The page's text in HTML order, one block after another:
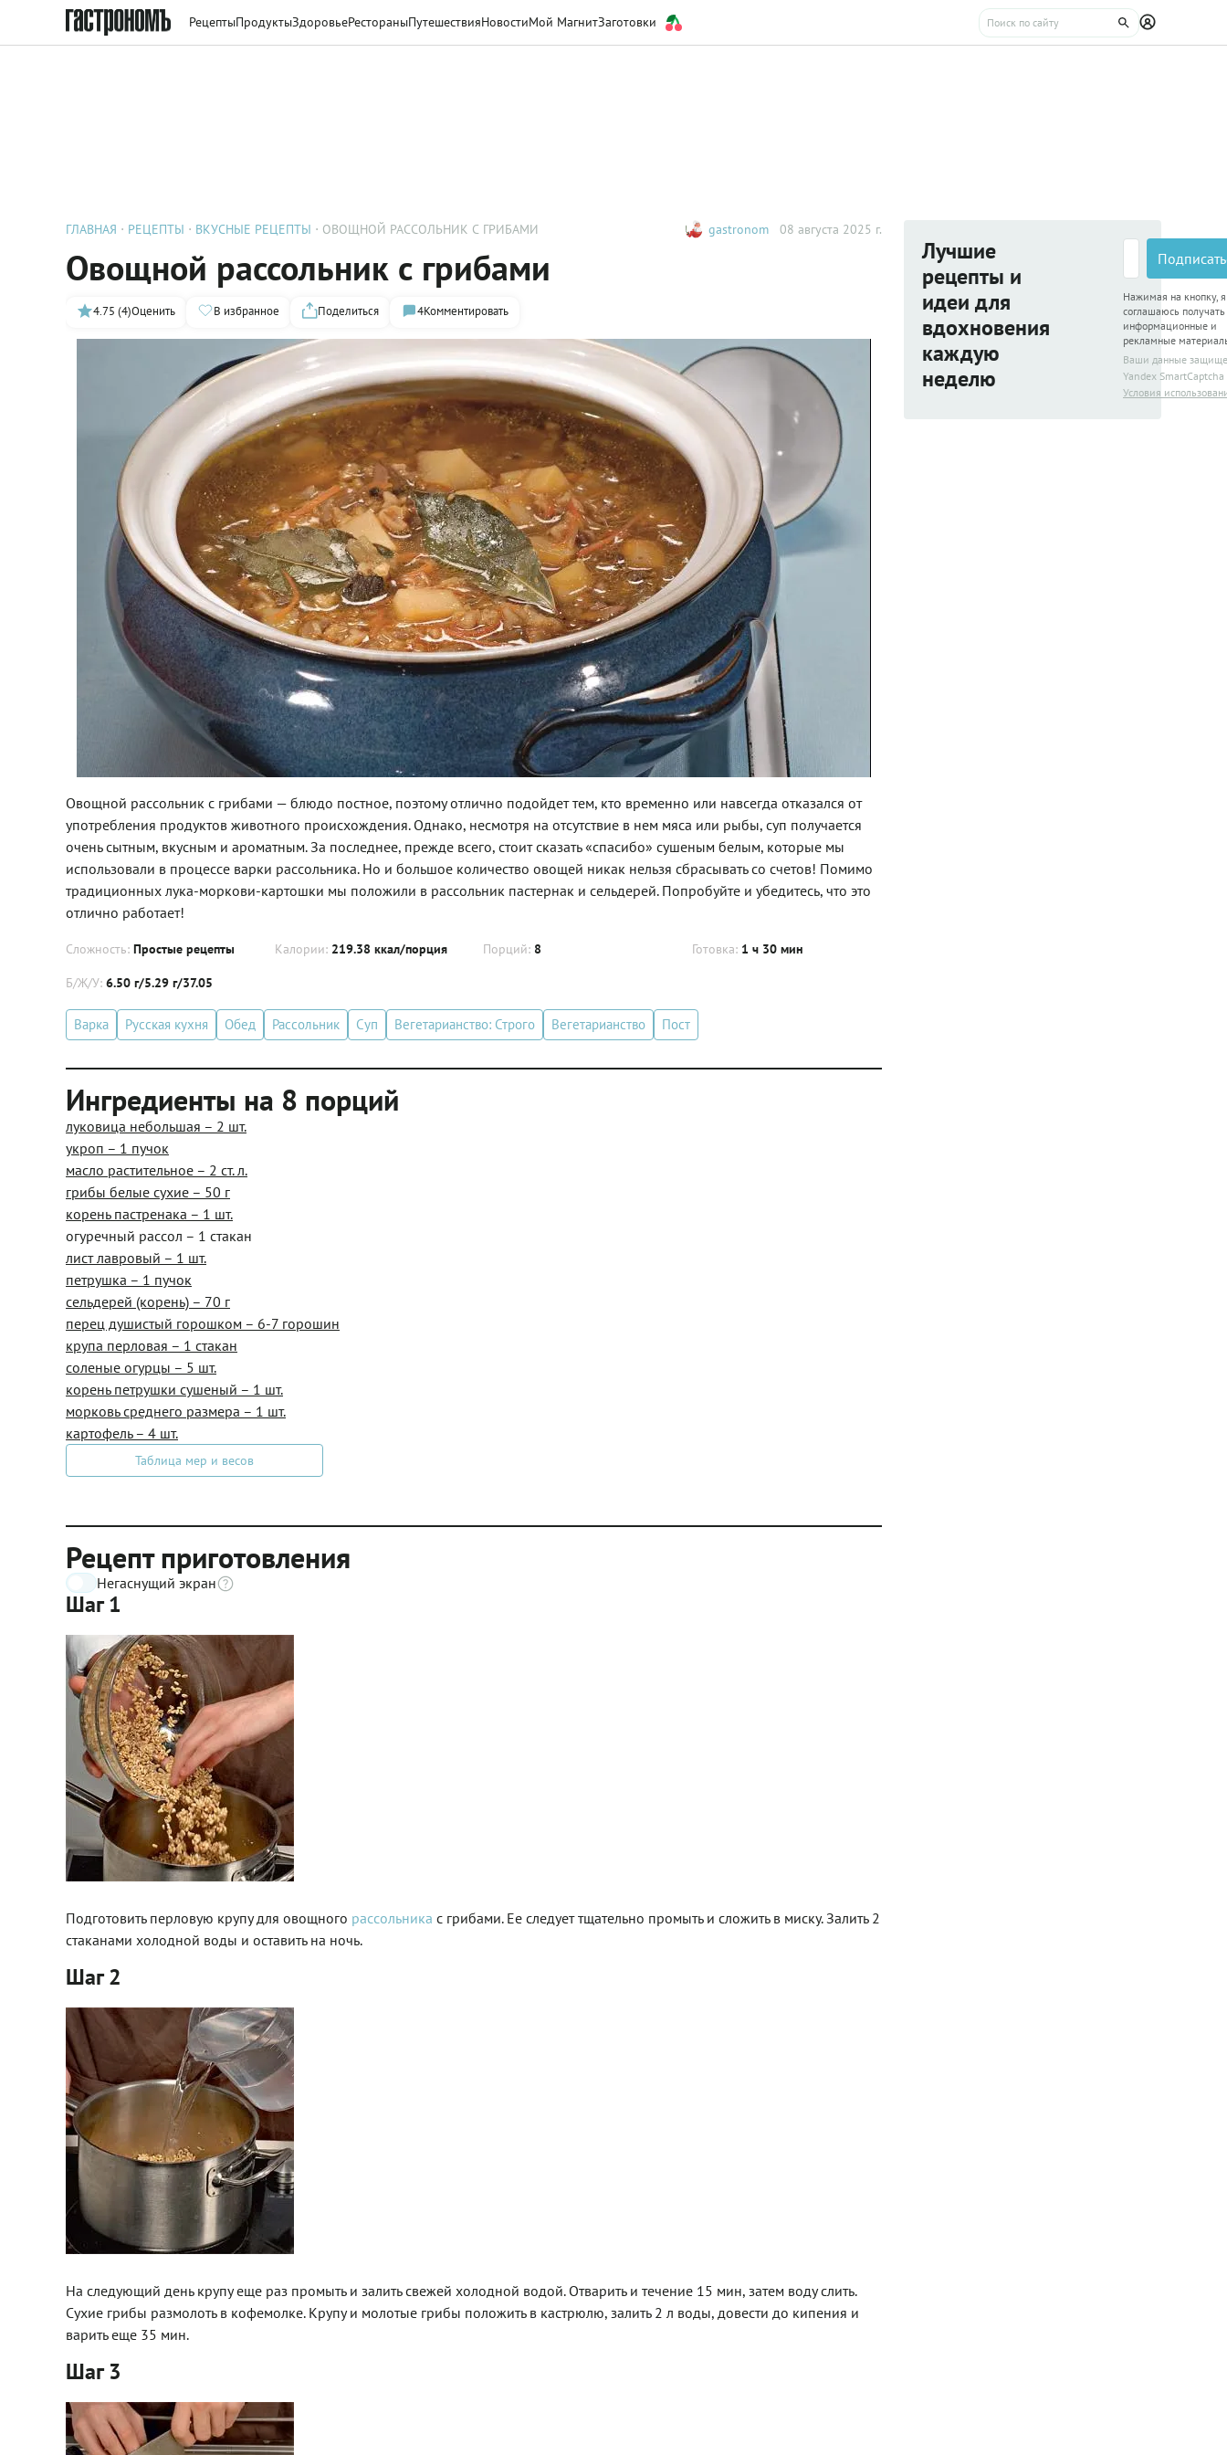
РецептыПродуктыЗдоровьеРестораныПутешествияНовостиМой МагнитЗаготовки
ГЛАВНАЯ РЕЦЕПТЫ ВКУСНЫЕ РЕЦЕПТЫ ОВОЩНОЙ РАССОЛЬНИК С ГРИБАМИ gastronom 08 августа 2025 г.
Овощной рассольник с грибами
4.75 (4)Оценить В избранное Поделиться 4Комментировать
Овощной рассольник с грибами — блюдо постное, поэтому отлично подойдет тем, кто временно или навсегда отказался от
употребления продуктов животного происхождения. Однако, несмотря на отсутствие в нем мяса или рыбы, суп получается
очень сытным, вкусным и ароматным. За последнее, прежде всего, стоит сказать «спасибо» сушеным белым, которые мы
использовали в процессе варки рассольника. Но и большое количество овощей никак нельзя сбрасывать со счетов! Помимо
традиционных лука-моркови-картошки мы положили в рассольник пастернак и сельдерей. Попробуйте и убедитесь, что это
отлично работает!
Сложность: Простые рецепты Калории: 219.38 ккал/порция Порций: 8 Готовка: 1 ч 30 мин
Б/Ж/У: 6.50 г/5.29 г/37.05
Варка Русская кухня Обед Рассольник Суп Вегетарианство: Строго Вегетарианство Пост
Ингредиенты на 8 порций
луковица небольшая – 2 шт.
укроп – 1 пучок
масло растительное – 2 ст. л.
грибы белые сухие – 50 г
корень пастренака – 1 шт.
огуречный рассол – 1 стакан
лист лавровый – 1 шт.
петрушка – 1 пучок
сельдерей (корень) – 70 г
перец душистый горошком – 6-7 горошин
крупа перловая – 1 стакан
соленые огурцы – 5 шт.
корень петрушки сушеный – 1 шт.
морковь среднего размера – 1 шт.
картофель – 4 шт.
Таблица мер и весов
Рецепт приготовления
Негаснущий экран
Шаг 1
Подготовить перловую крупу для овощного рассольника с грибами. Ее следует тщательно промыть и сложить в миску. Залить 2
стаканами холодной воды и оставить на ночь.
Шаг 2
На следующий день крупу еще раз промыть и залить свежей холодной водой. Отварить и течение 15 мин, затем воду слить.
Сухие грибы размолоть в кофемолке. Крупу и молотые грибы положить в кастрюлю, залить 2 л воды, довести до кипения и
варить еще 35 мин.
Шаг 3
Лучшие
рецепты и
идеи для
вдохновения
каждую
неделю
Нажимая на кнопку, я
соглашаюсь получать
информационные и
рекламные
Ваши данные
Yandex SmartCaptcha
Условия